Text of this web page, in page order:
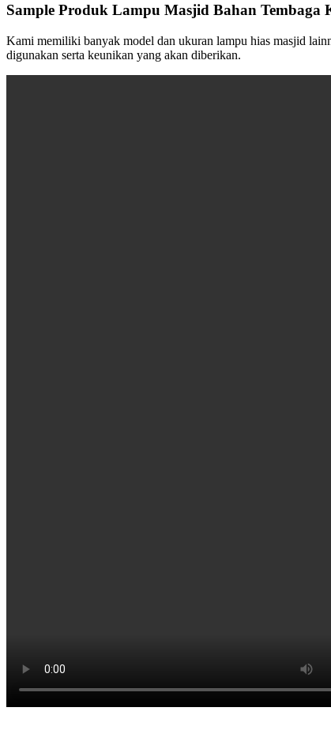
Sample Produk Lampu Masjid Bahan Tembaga
Kami memiliki banyak model dan ukuran lampu hias masjid
digunakan serta keunikan yang akan diberikan.